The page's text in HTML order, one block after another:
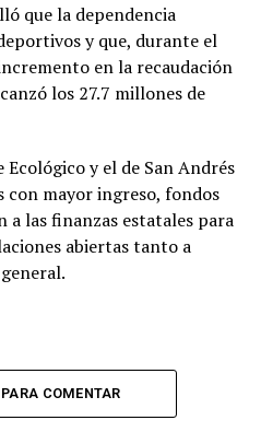
que la dependencia
y que, durante el
en la recaudación
los 27.7 millones de
y el de San Andrés
con mayor ingreso, fondos
las finanzas estatales para
abiertas tanto a
COMENTAR